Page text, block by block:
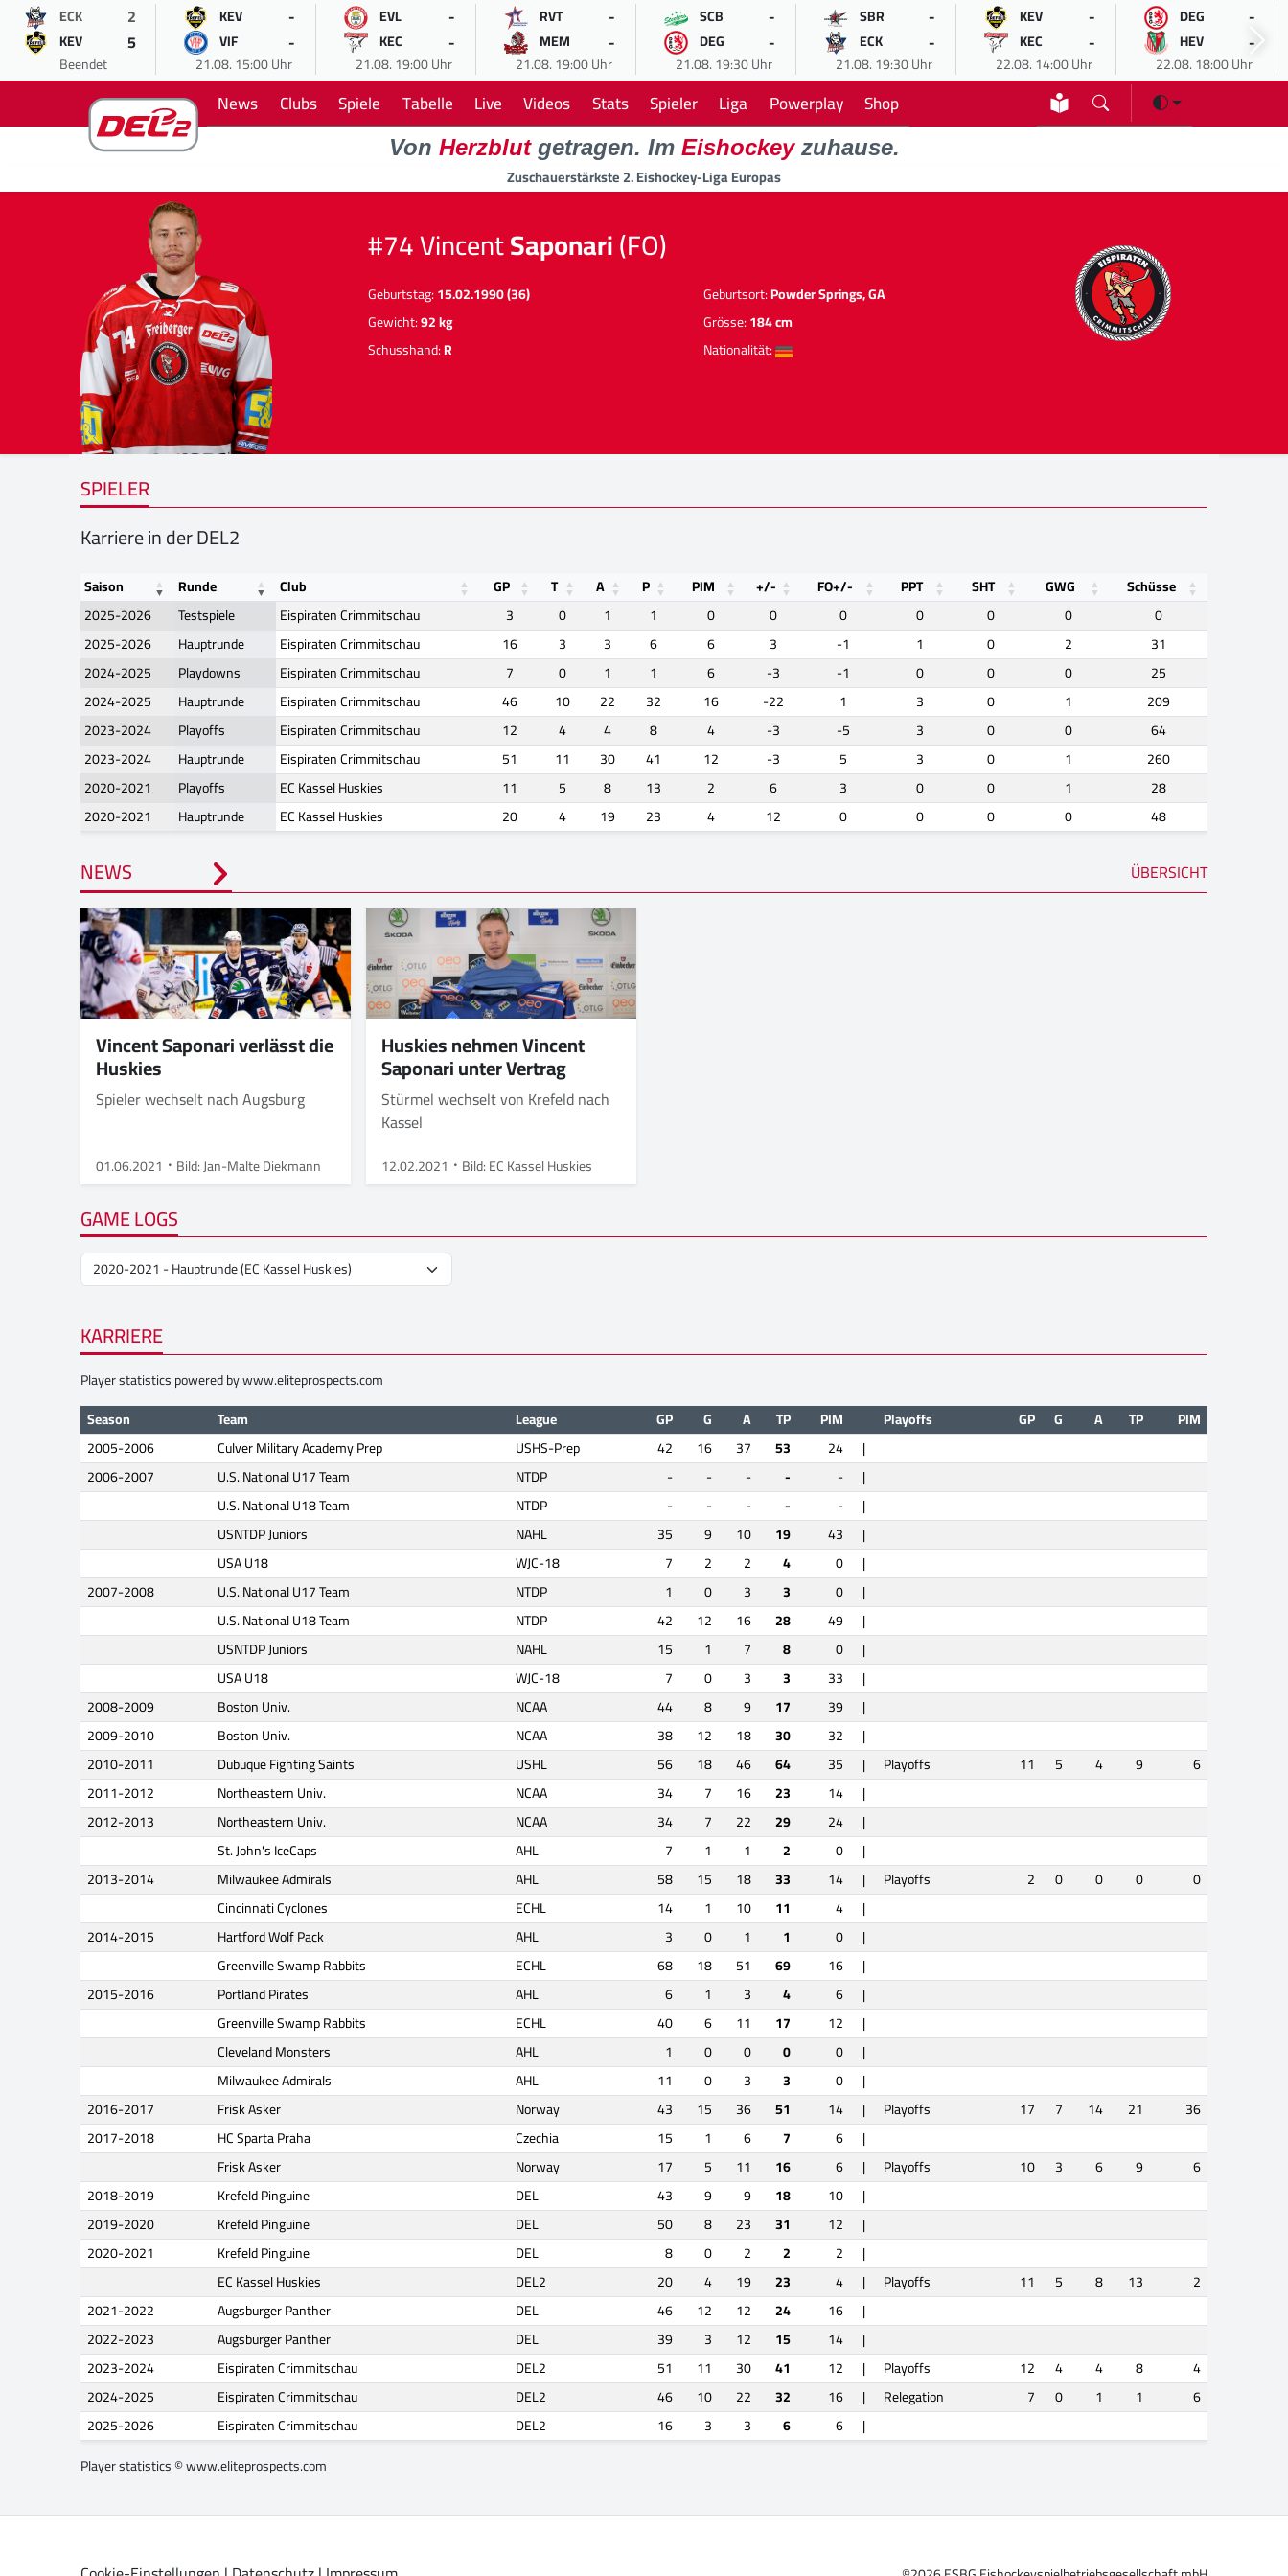
ECK 2
KEV 5
Beendet
KEV -
VIF -
21.08. 15:00 Uhr
EVL -
KEC -
21.08. 19:00 Uhr
RVT -
MEM -
21.08. 19:00 Uhr
SCB -
DEG -
21.08. 19:30 Uhr
SBR -
ECK -
21.08. 19:30 Uhr
KEV -
KEC -
22.08. 14:00 Uhr
DEG -
HEV -
22.08. 18:00 Uhr
News Clubs Spiele Tabelle Live Videos Stats Spieler Liga Powerplay Shop
Von Herzblutgetragen. Im Eishockeyzuhause.
Zuschauerstärkste 2. Eishockey-Liga Europas
#74 VincentSaponari(FO)
Geburtstag:15.02.1990 (36) Geburtsort:Powder Springs, GA
Gewicht:92 kg Grösse:184 cm
Schusshand:R Nationalität:
SPIELER
Karriere in der DEL2
Saison Runde Club GP T A P PIM +/- FO+/- PPT SHT GWG
Schüsse
2025-2026
Testspiele Eispiraten Crimmitschau 3 0 1 1 0 0 0 0 0 0
0
2025-2026
Hauptrunde Eispiraten Crimmitschau 16 3 3 6 6 3 -1 1 0 2
31
2024-2025
Playdowns Eispiraten Crimmitschau 7 0 1 1 6 -3 -1 0 0 0
25
2024-2025
Hauptrunde Eispiraten Crimmitschau 46 10 22 32 16 -22 1 3 0 1
209
2023-2024
Playoffs Eispiraten Crimmitschau 12 4 4 8 4 -3 -5 3 0 0
64
2023-2024
Hauptrunde Eispiraten Crimmitschau 51 11 30 41 12 -3 5 3 0 1
260
2020-2021
Playoffs EC Kassel Huskies 11 5 8 13 2 6 3 0 0 1
28
2020-2021
Hauptrunde EC Kassel Huskies 20 4 19 23 4 12 0 0 0 0 48
NEWS ÜBERSICHT
Vincent Saponari verlässt die
Huskies
Spieler wechselt nach Augsburg
01.06.2021 Bild: Jan-Malte Diekmann
Huskies nehmen Vincent
Saponari unter Vertrag
Stürmel wechselt von Krefeld nach
Kassel
12.02.2021 Bild: EC Kassel Huskies
GAME LOGS
KARRIERE
Player statistics powered bywww.eliteprospects.com
Season
Team League GP G A TP PIM Playoffs GP G A TP
PIM
2005-2006
Culver Military Academy Prep USHS-Prep 42 16 37 53 24
|
2006-2007
U.S. National U17 Team NTDP - - - - -
|
U.S. National U18 Team
NTDP - - - - -
|
USNTDP Juniors
NAHL 35 9 10 19 43
|
USA U18
WJC-18 7 2 2 4 0
|
2007-2008
U.S. National U17 Team NTDP 1 0 3 3 0
|
U.S. National U18 Team
NTDP 42 12 16 28 49
|
USNTDP Juniors
NAHL 15 1 7 8 0
|
USA U18
WJC-18 7 0 3 3 33
|
2008-2009
Boston Univ. NCAA 44 8 9 17 39
|
2009-2010
Boston Univ. NCAA 38 12 18 30 32
|
2010-2011
Dubuque Fighting Saints USHL 56 18 46 64 35 | Playoffs 11 5 4 9
6
2011-2012
Northeastern Univ. NCAA 34 7 16 23 14
|
2012-2013
Northeastern Univ. NCAA 34 7 22 29 24
|
St. John's IceCaps
AHL 7 1 1 2 0
|
2013-2014
Milwaukee Admirals AHL 58 15 18 33 14 | Playoffs 2 0 0 0
0
Cincinnati Cyclones
ECHL 14 1 10 11 4
|
2014-2015
Hartford Wolf Pack AHL 3 0 1 1 0
|
Greenville Swamp Rabbits
ECHL 68 18 51 69 16
|
2015-2016
Portland Pirates AHL 6 1 3 4 6
|
Greenville Swamp Rabbits
ECHL 40 6 11 17 12
|
Cleveland Monsters
AHL 1 0 0 0 0
|
Milwaukee Admirals
AHL 11 0 3 3 0
|
2016-2017
Frisk Asker Norway 43 15 36 51 14 | Playoffs 17 7 14 21
36
2017-2018
HC Sparta Praha Czechia 15 1 6 7 6
|
Frisk Asker
Norway 17 5 11 16 6 | Playoffs 10 3 6 9
6
2018-2019
Krefeld Pinguine DEL 43 9 9 18 10
|
2019-2020
Krefeld Pinguine DEL 50 8 23 31 12
|
2020-2021
Krefeld Pinguine DEL 8 0 2 2 2
|
EC Kassel Huskies
DEL2 20 4 19 23 4 | Playoffs 11 5 8 13
2
2021-2022
Augsburger Panther DEL 46 12 12 24 16
|
2022-2023
Augsburger Panther DEL 39 3 12 15 14
|
2023-2024
Eispiraten Crimmitschau DEL2 51 11 30 41 12 | Playoffs 12 4 4 8
4
2024-2025
Eispiraten Crimmitschau DEL2 46 10 22 32 16 | Relegation 7 0 1 1
6
2025-2026
Eispiraten Crimmitschau DEL2 16 3 3 6 6
|
Player statistics ©www.eliteprospects.com